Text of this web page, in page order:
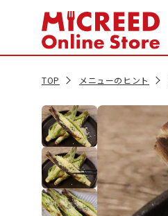
TOP メニューのヒント